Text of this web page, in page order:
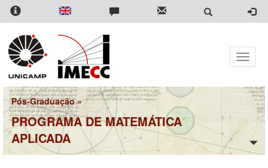
Pular
para
conteúdo
principal
Toggle
Pós-Graduação»
PROGRAMA DE MATEMÁTICA
APLICADA